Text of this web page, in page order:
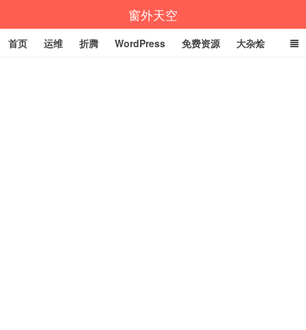
窗外天空
首页 运维 折腾 WordPress 免费资源 大杂烩